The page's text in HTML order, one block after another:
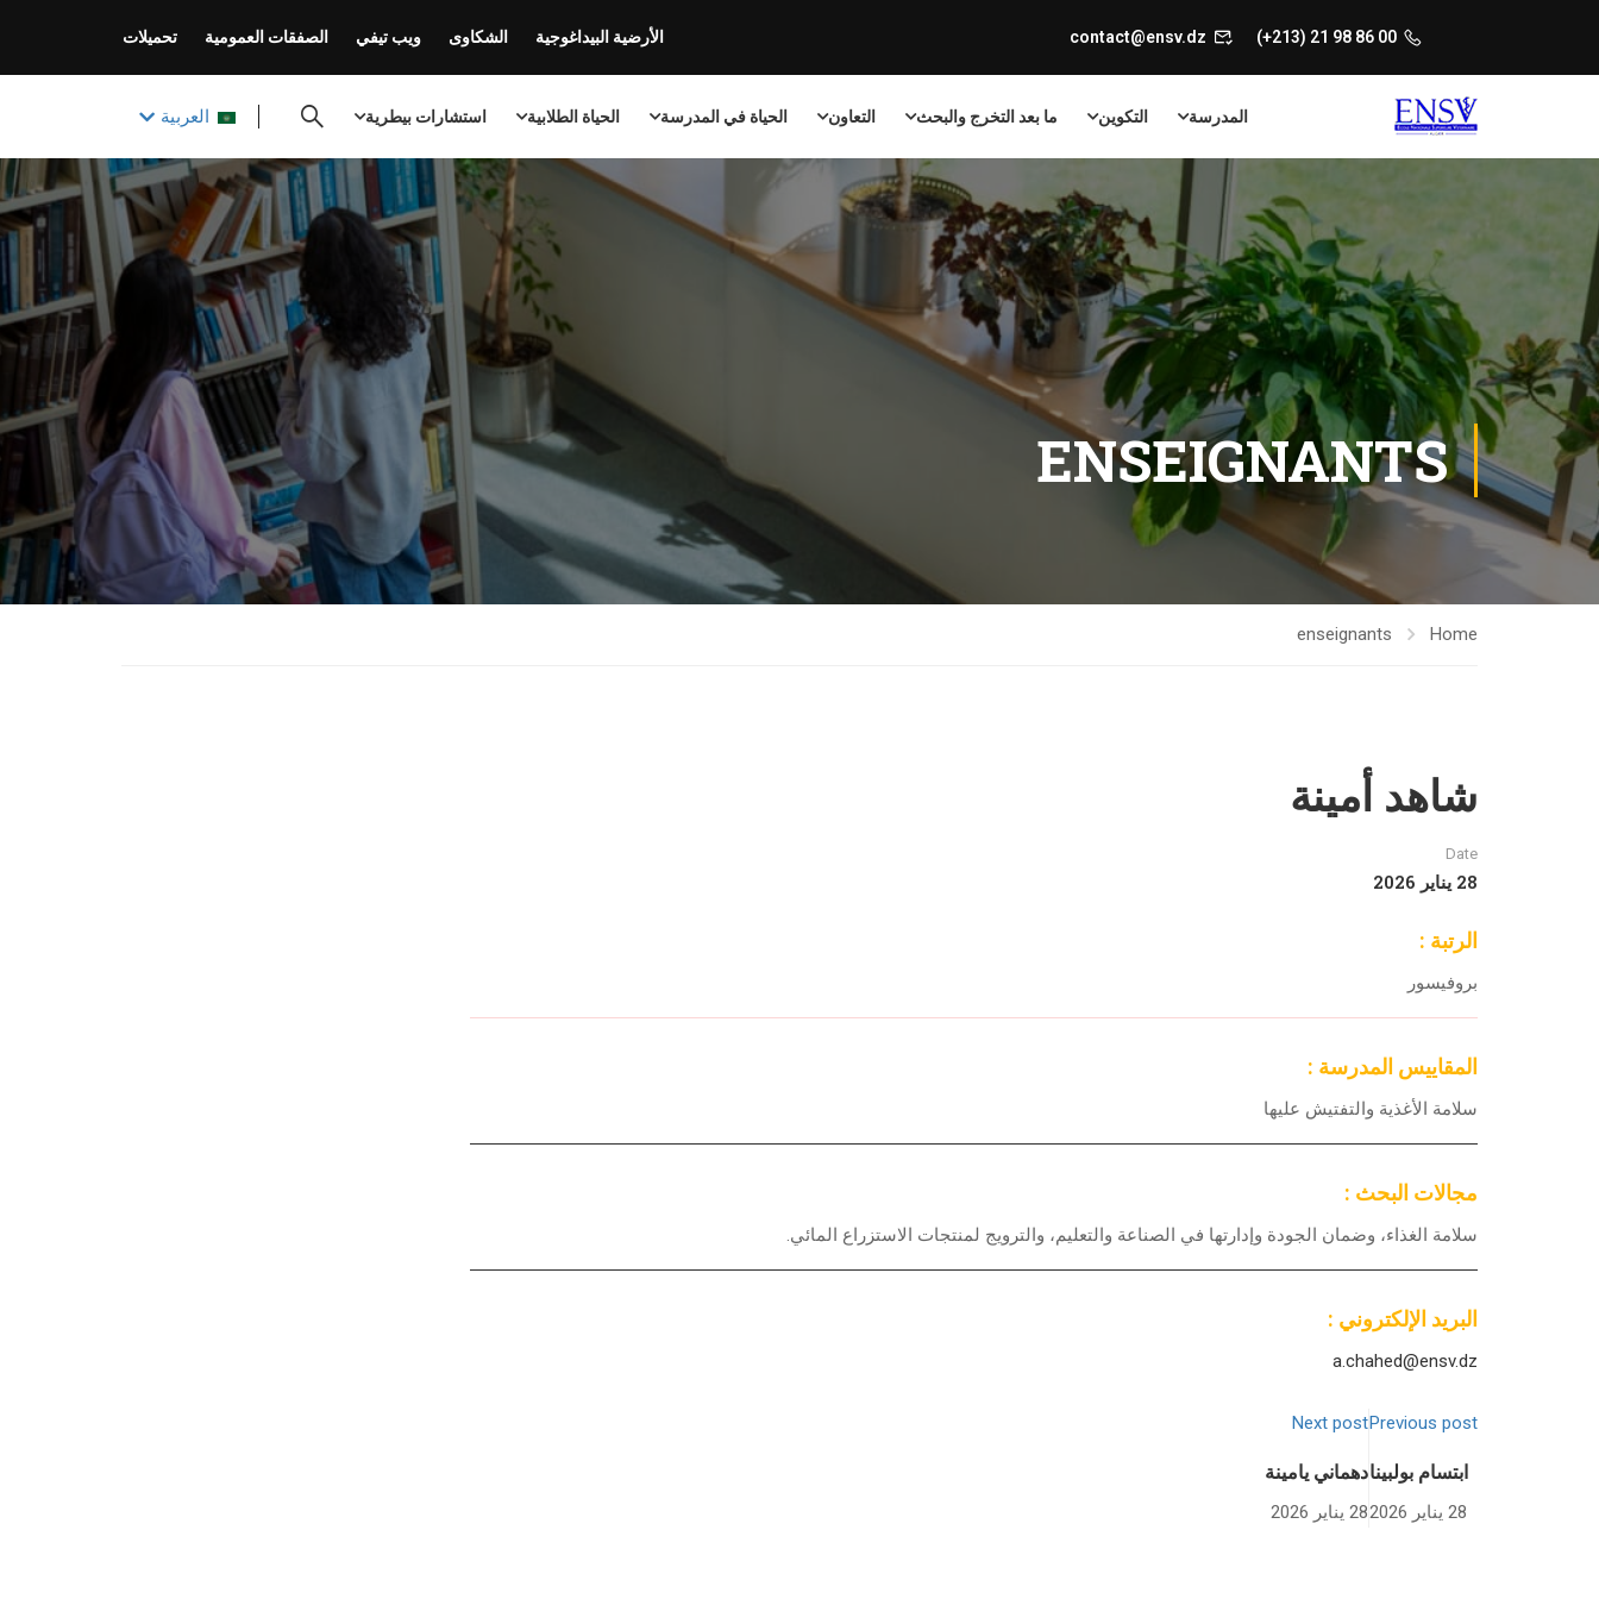
00 86 98 21 (213+)
contact@ensv.dz الأرضية البيداغوجية الشكاوى ويب تيفي الصفقات العمومية تحميلات
المدرسة التكوين ما بعد التخرج والبحث التعاون الحياة في المدرسة الحياة الطلابية استشارات بيطرية العربية
ENSEIGNANTS
Home
enseignants
شاهد أمينة
Date
28 يناير 2026
الرتبة :
بروفيسور
المقاييس المدرسة :
سلامة الأغذية والتفتيش عليها
مجالات البحث :
سلامة الغذاء، وضمان الجودة وإدارتها في الصناعة والتعليم، والترويج لمنتجات الاستزراع المائي.
البريد الإلكتروني :
a.chahed@ensv.dz
Previous post
ابتسام بولبينا
28 يناير 2026
Next post
دهماني يامينة
28 يناير 2026